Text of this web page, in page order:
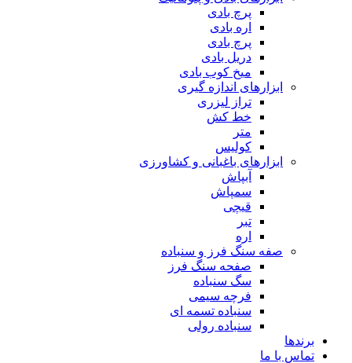
پرچ بادی
اره بادی
پرچ بادی
دریل بادی
میخ کوب بادی
ابزارهای اندازه گیری
تراز لیزری
خط کش
متر
کولیس
ابزارهای باغبانی و کشاورزی
آبپاش
سمپاش
قیچی
تبر
اره
صفه سنگ فرز و سنباده
صفحه سنگ فرز
سگ سنباده
فرچه سیمی
سنباده تسمه ای
سنباده رولی
برندها
تماس با ما